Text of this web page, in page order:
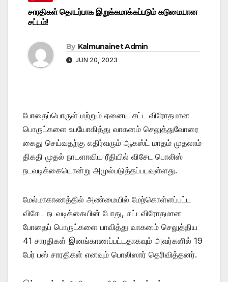
சாரதிகள் தொடர்பாக இறுக்கமாக்கப்படும் கடுமையான
சட்டம்!
By Kalmunainet Admin
JUN 20, 2023
போதைப்பொருள் மற்றும் ஏனைய சட்ட விரோதமான
பொருட்களை உபயோகித்து வாகனம் செலுத்துவோரை
கைது செய்வதற்கு எதிர்வரும் ஆகஸ்ட் மாதம் முதலாம்
திகதி முதல் நாடளாவிய ரீதியில் விசேட பொலிஸ்
நடவடிக்கையொன்று அமுல்படுத்தப்படவுள்ளது.
மேல்மாகாணத்தில் அண்மையில் மேற்கொள்ளப்பட்ட
விசேட நடவடிக்கையின் போது, சட்டவிரோதமான
போதைப் பொருட்களை பாவித்து வாகனம் செலுத்திய
41 சாரதிகள் இனங்காணப்பட்டதாகவும் அவர்களில் 19
பேர் பஸ் சாரதிகள் எனவும் பொலிஸார் தெரிவித்தனர்.